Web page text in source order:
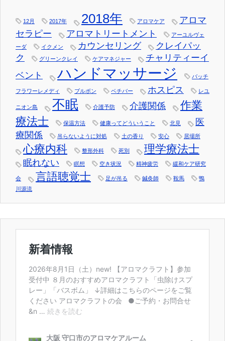
12月 2017年 2018年 アロマケア
アロマ
セラピー
アロマトリートメント
アーユルヴェ
ーダ
イクメン カウンセリング
クレイパッ
ク
グリーンクレイ ケアマネジャー
チャリティーイ
ベント
ハンドマッサージ バッチ
フラワーレメディ ブルボン ベチバー ホスピス レユ
ニオン島 不眠 介護予防 介護関係
作業
療法士
保温方法 健康ってどういうこと 北見
医
療関係
吊らないように対処 土の香り 安心 居場所
心療内科 整形外科 死別 理学療法士
眠れない 瞑想 空き状況 精神疲労 緩和ケア研究
会 言語聴覚士 足が吊る 鍼灸師 鞍馬
鴨
川源流